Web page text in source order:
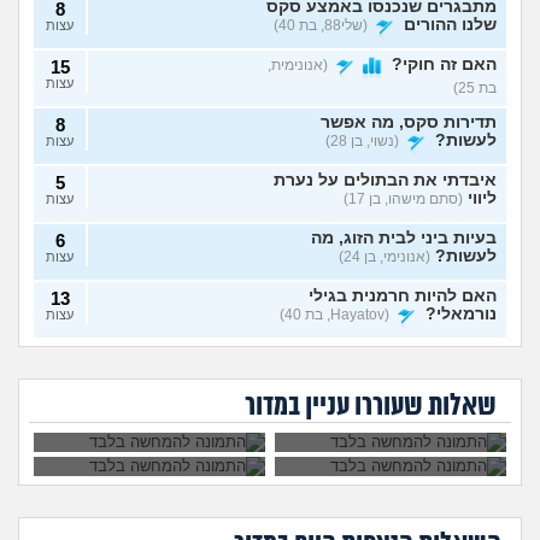
מתבגרים שנכנסו באמצע סקס
שלנו ההורים
(שלי88, בת 40)
8
עצות
האם זה חוקי?
(אנונימית,
בת 25)
15
עצות
תדירות סקס, מה אפשר
לעשות?
(נשוי, בן 28)
8
עצות
איבדתי את הבתולים על נערת
ליווי (סתם מישהו, בן 17)
5
עצות
בעיות ביני לבית הזוג, מה
לעשות? (אנונימי, בן 24)
6
עצות
האם להיות חרמנית בגילי
נורמאלי?
(Hayatov, בת 40)
13
עצות
בטעות "התעוררתי" מאחת
סוטה, בן 18)
6 שנים יחד עם הבן זוג, והוא
לא מסתכל עליי ולא חושק בי,
מה לעשות?
(כינוי, בת 26)
9
לעשות?
(אנונימי, בת 19) עצות
שאלות שעוררו עניין במדור
נפרדנו ברע ויש אצלו
לעשות?
שכבתי עם מלא
במחלות מין, לספר?
כדאי ללכת לנער
ליווי?
יותר רזה. מה לעשות?